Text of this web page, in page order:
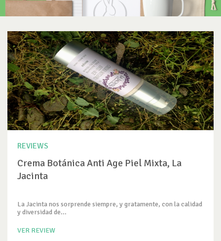
REVIEWS
Crema Botánica Anti Age Piel Mixta, La
Jacinta
La Jacinta nos sorprende siempre, y gratamente, con la calidad
y diversidad de...
VER REVIEW